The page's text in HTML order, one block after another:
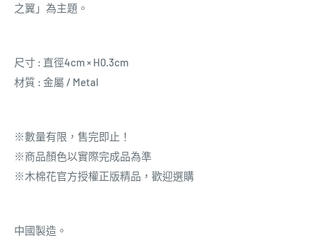
之翼」為主題。
尺寸 : 直徑4cm × H0.3cm
材質 : 金屬 / Metal
※數量有限，售完即止！
※商品顏色以實際完成品為準
※木棉花官方授權正版精品，歡迎選購
中國製造。